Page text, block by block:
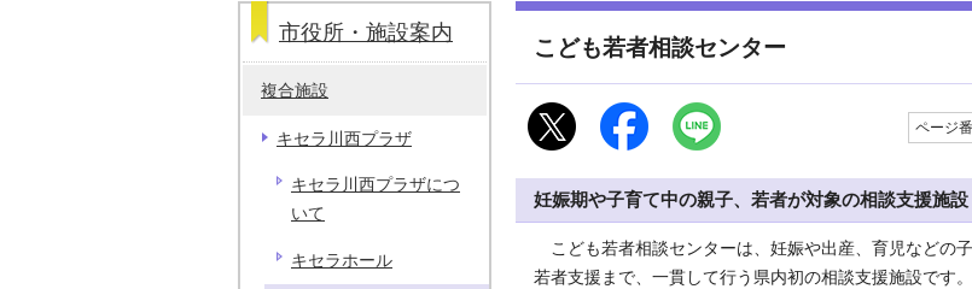
こども若者相談センター
ページ
妊娠期や子育て中の親子、若者が対象の相談支援施
こども若者相談センターは、妊娠や出産、育児などの
若者支援まで、一貫して行う県内初の相談支援施設です
市役所・施設案内
複合施設
キセラ川西プラザ
キセラ川西プラザにつ
いて
キセラホール